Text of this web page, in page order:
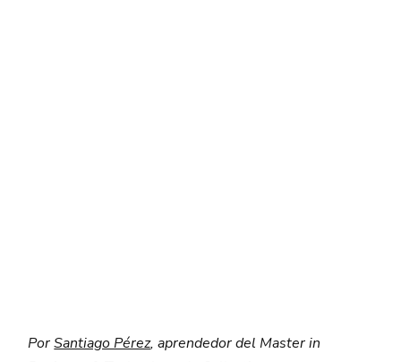
PorSantiago Pérez, aprendedor del Master in